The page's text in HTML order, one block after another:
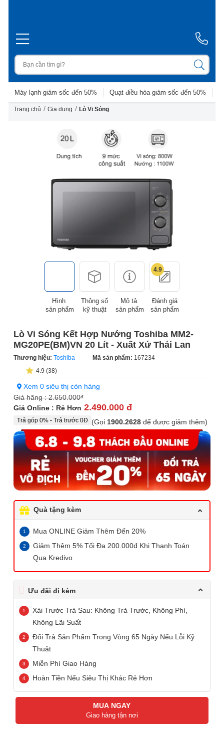
Máy lạnh giảm sốc đến 50% Quạt điều hòa giảm sốc đến 50%
Trang chủ / Gia dụng / Lò Vi Sóng
Hình
sản phẩm
Thông số
kỹ thuật
Mô tả
sản phẩm
4.9
Đánh giá
sản phẩm
Lò Vi Sóng Kết Hợp Nướng Toshiba MM2-
MG20PE(BM)VN 20 Lít - Xuất Xứ Thái Lan
Thương hiệu: Toshiba Mã sản phẩm: 167234
4.9 (38)
Xem 0 siêu thị còn hàng
Giá hãng :2.650.000đ
Giá Online : Rẻ Hơn 2.490.000 đ
Trả góp 0% - Trả trước 0Đ (Gọi 1900.2628 để được giảm thêm)
Quà tặng kèm
Mua ONLINE Giảm Thêm Đến 20%
Giảm Thêm 5% Tối Đa 200.000đ Khi Thanh Toán
Qua Kredivo
Ưu đãi đi kèm
Xài Trước Trả Sau: Không Trả Trước, Không Phí,
Không Lãi Suất
Đổi Trả Sản Phẩm Trong Vòng 65 Ngày Nếu Lỗi Kỹ
Thuật
Miễn Phí Giao Hàng
Hoàn Tiền Nếu Siêu Thị Khác Rẻ Hơn
MUA NGAY
Giao hàng tận nơi